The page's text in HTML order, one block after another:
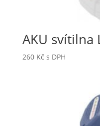
AKU svítilna
260 Kč s DPH